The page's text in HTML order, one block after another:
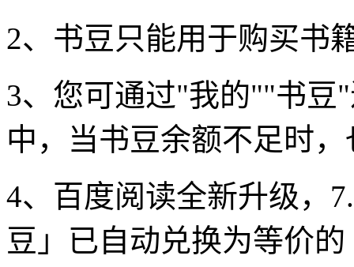
2、书豆只能用于购买书
3、您可通过"我的""书豆
中，当书豆余额不足时
4、百度阅读全新升级，
豆」已自动兑换为等价